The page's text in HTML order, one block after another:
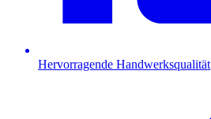
Hervorragende Handwerksqualität